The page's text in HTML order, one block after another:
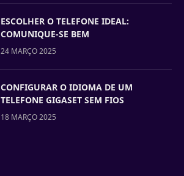
ESCOLHER O TELEFONE IDEAL:
COMUNIQUE-SE BEM
24 MARÇO 2025
CONFIGURAR O IDIOMA DE UM
TELEFONE GIGASET SEM FIOS
18 MARÇO 2025